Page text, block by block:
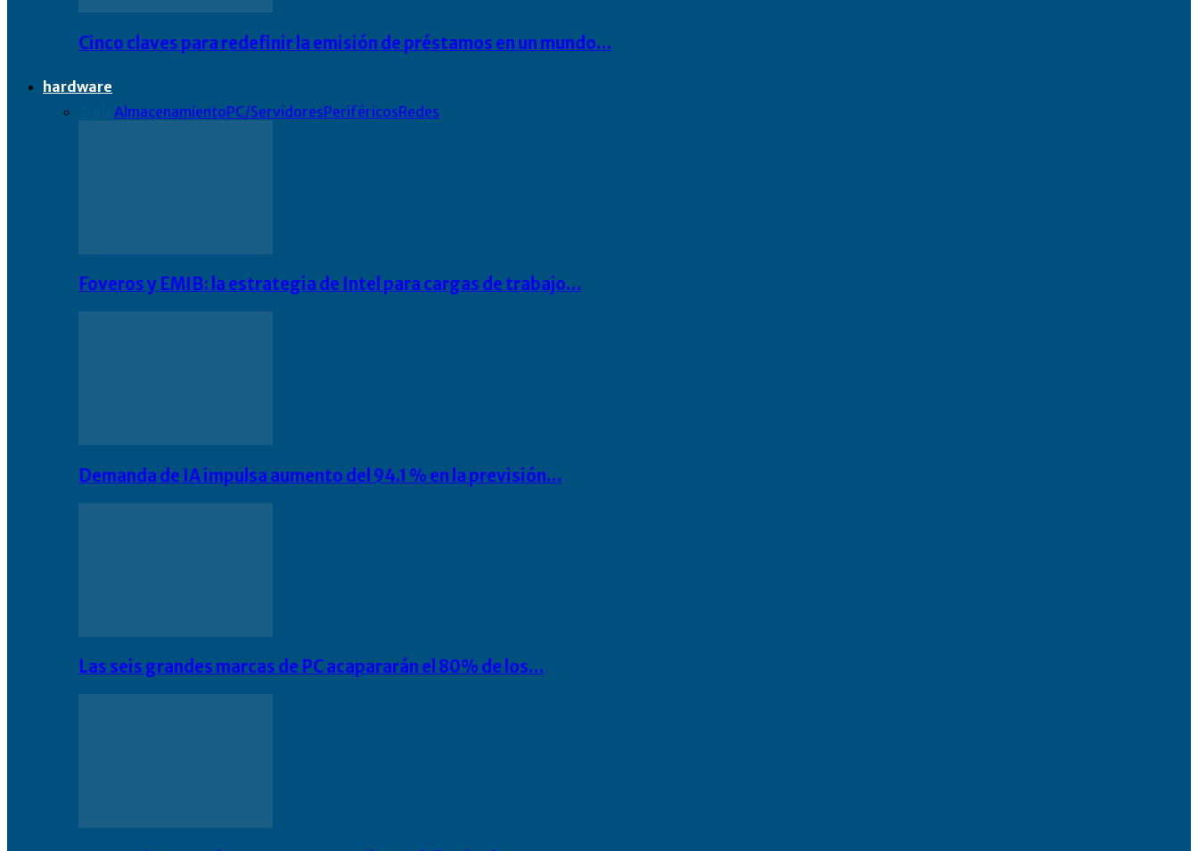
Cinco claves para redefinir la emisión de préstamos en un mundo…
hardware
AlmacenamientoPC/ServidoresPeriféricosRedes
Foveros y EMIB: la estrategia de Intel para cargas de trabajo…
Demanda de IA impulsa aumento del 94.1 % en la previsión…
Las seis grandes marcas de PC acapararán el 80% de los…